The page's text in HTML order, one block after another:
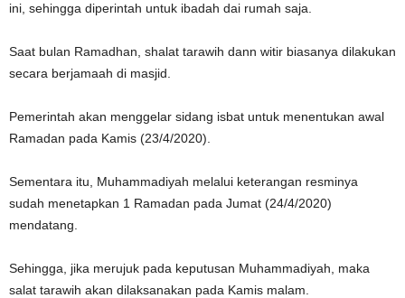
ini, sehingga diperintah untuk ibadah dai rumah saja.
Saat bulan Ramadhan, shalat tarawih dann witir biasanya dilakukan
secara berjamaah di masjid.
Pemerintah akan menggelar sidang isbat untuk menentukan awal
Ramadan pada Kamis (23/4/2020).
Sementara itu, Muhammadiyah melalui keterangan resminya
sudah menetapkan 1 Ramadan pada Jumat (24/4/2020)
mendatang.
Sehingga, jika merujuk pada keputusan Muhammadiyah, maka
salat tarawih akan dilaksanakan pada Kamis malam.